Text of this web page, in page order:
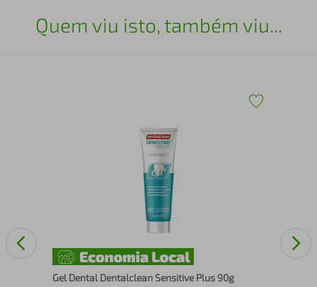
Quem viu isto, também viu...
Gel Dental Dentalclean Sensitive Plus 90g